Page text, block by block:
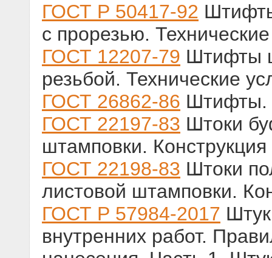
ГОСТ Р 50417-92
с прорезью.
ГОСТ 12207-79 Штифты
резьбой. Технические
ГОСТ 26862-86 Штифты.
ГОСТ 22197-83 Штоки
штамповки.
ГОСТ 22198-83 Штоки
листовой штамповки.
ГОСТ Р 57984-2017
внутренних работ.